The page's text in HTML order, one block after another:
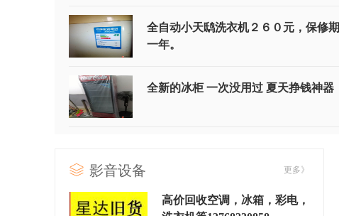
全自动小天鸱洗衣机２６０元，保修期
一年。
全新的冰柜 一次没用过 夏天挣钱神器
转让美的洗衣机一台（5.5kg）
更多》
影音设备
高价回收空调，冰箱，彩电，